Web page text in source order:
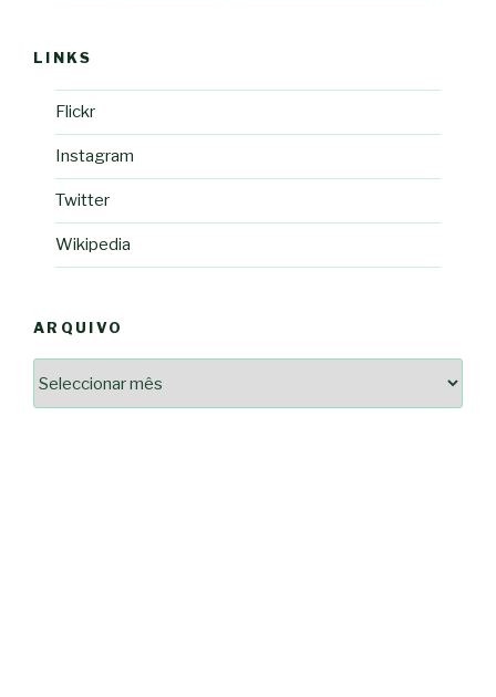
LINKS
Flickr
Instagram
Twitter
Wikipedia
ARQUIVO